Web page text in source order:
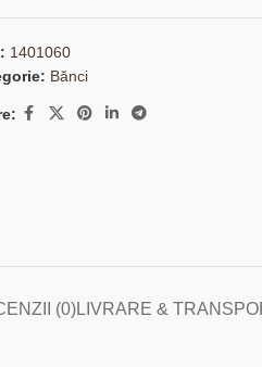
1401060
Bănci
(0)LIVRARE &